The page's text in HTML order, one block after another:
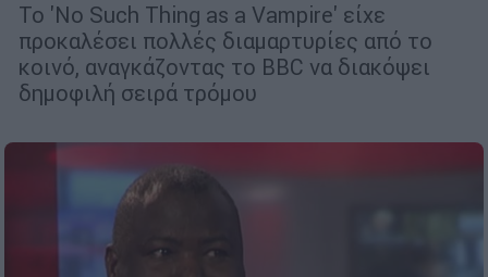
Το 'No Such Thing as a Vampire' είχε
προκαλέσει πολλές διαμαρτυρίες από το
κοινό, αναγκάζοντας το BBC να διακόψει
δημοφιλή σειρά τρόμου